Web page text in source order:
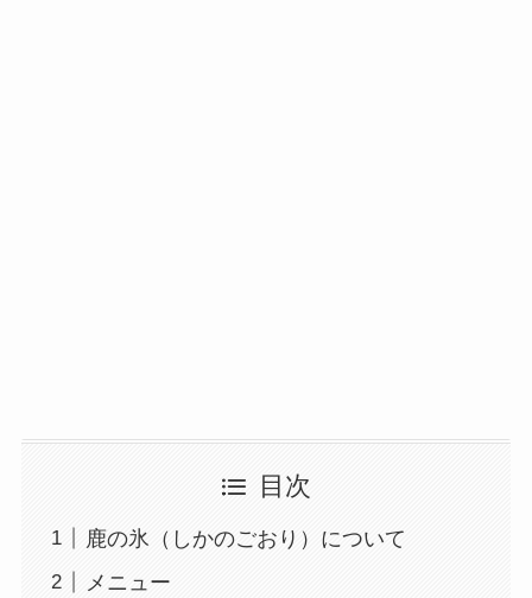
目次
鹿の氷（しかのごおり）について
メニュー